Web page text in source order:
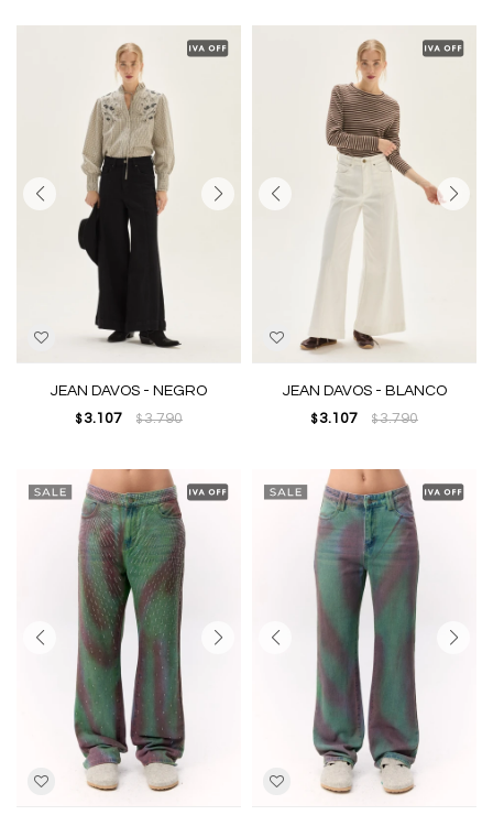
JEAN DAVOS - NEGRO
$ 3.107 $3.790
JEAN DAVOS - BLANCO
$ 3.107 $3.790